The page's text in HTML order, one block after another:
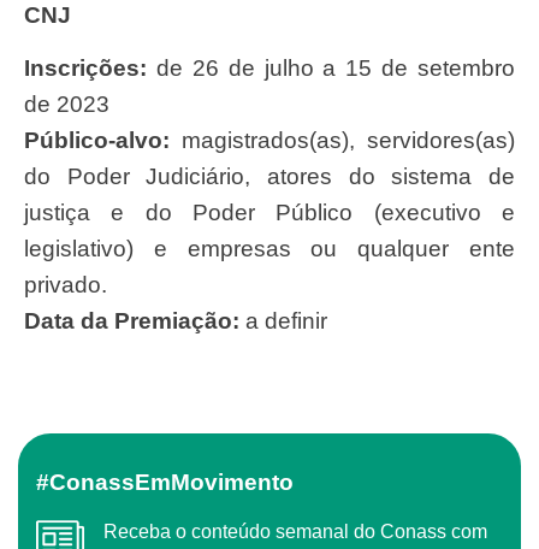
CNJ
Inscrições: de 26 de julho a 15 de setembro
de 2023
Público-alvo: magistrados(as), servidores(as)
do Poder Judiciário, atores do sistema de
justiça e do Poder Público (executivo e
legislativo) e empresas ou qualquer ente
privado.
Data da Premiação: a definir
#ConassEmMovimento
Receba o conteúdo semanal do Conass com